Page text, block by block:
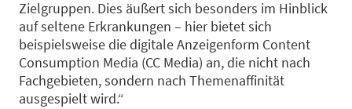
Zielgruppen. Dies äußert sich besonders im Hinblick
auf seltene Erkrankungen – hier bietet sich
beispielsweise die digitale Anzeigenform Content
Consumption Media (CC Media) an, die nicht nach
Fachgebieten, sondern nach Themenaffinität
ausgespielt wird.“